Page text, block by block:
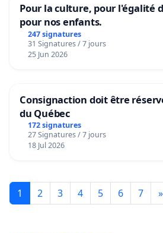
Pour la culture, pour l'égalité
pour nos enfants.
247 signatures
31 Signatures / 7 jours
25 Jun 2026
Consignaction doit être
du Québec
172 signatures
27 Signatures / 7 jours
18 Jul 2026
1 2 3 4 5 6 7 »